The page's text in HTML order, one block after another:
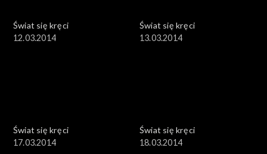
Świat się kręci
12.03.2014
Świat się kręci
13.03.2014
Świat się kręci
17.03.2014
Świat się kręci
18.03.2014